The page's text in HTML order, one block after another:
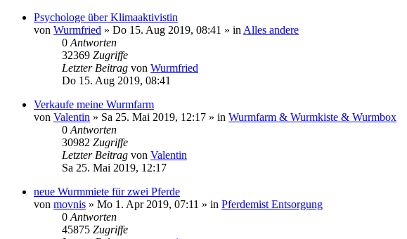
Psychologe über Klimaaktivistin
von Wurmfried » Do 15. Aug 2019, 08:41 » in Alles andere
0 Antworten
32369 Zugriffe
Letzter Beitrag von Wurmfried
Do 15. Aug 2019, 08:41
Verkaufe meine Wurmfarm
von Valentin » Sa 25. Mai 2019, 12:17 » in Wurmfarm & Wurmkiste & Wurmbox
0 Antworten
30982 Zugriffe
Letzter Beitrag von Valentin
Sa 25. Mai 2019, 12:17
neue Wurmmiete für zwei Pferde
von movnis » Mo 1. Apr 2019, 07:11 » in Pferdemist Entsorgung
0 Antworten
45875 Zugriffe